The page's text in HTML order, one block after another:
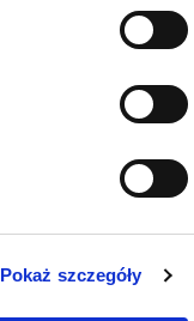
Pokaż szczegóły